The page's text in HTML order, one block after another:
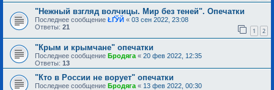
"Нежный взгляд волчицы. Мир без теней". Опечатки
Последнее сообщение ŁҐЎЙ « 03 сен 2022, 23:08
Ответы: 21 1 2
"Крым и крымчане" опечатки
Последнее сообщение Бродяга « 20 фев 2022, 12:35
Ответы: 13
"Кто в России не ворует" опечатки
Последнее сообщение Бродяга « 13 фев 2022, 00:30